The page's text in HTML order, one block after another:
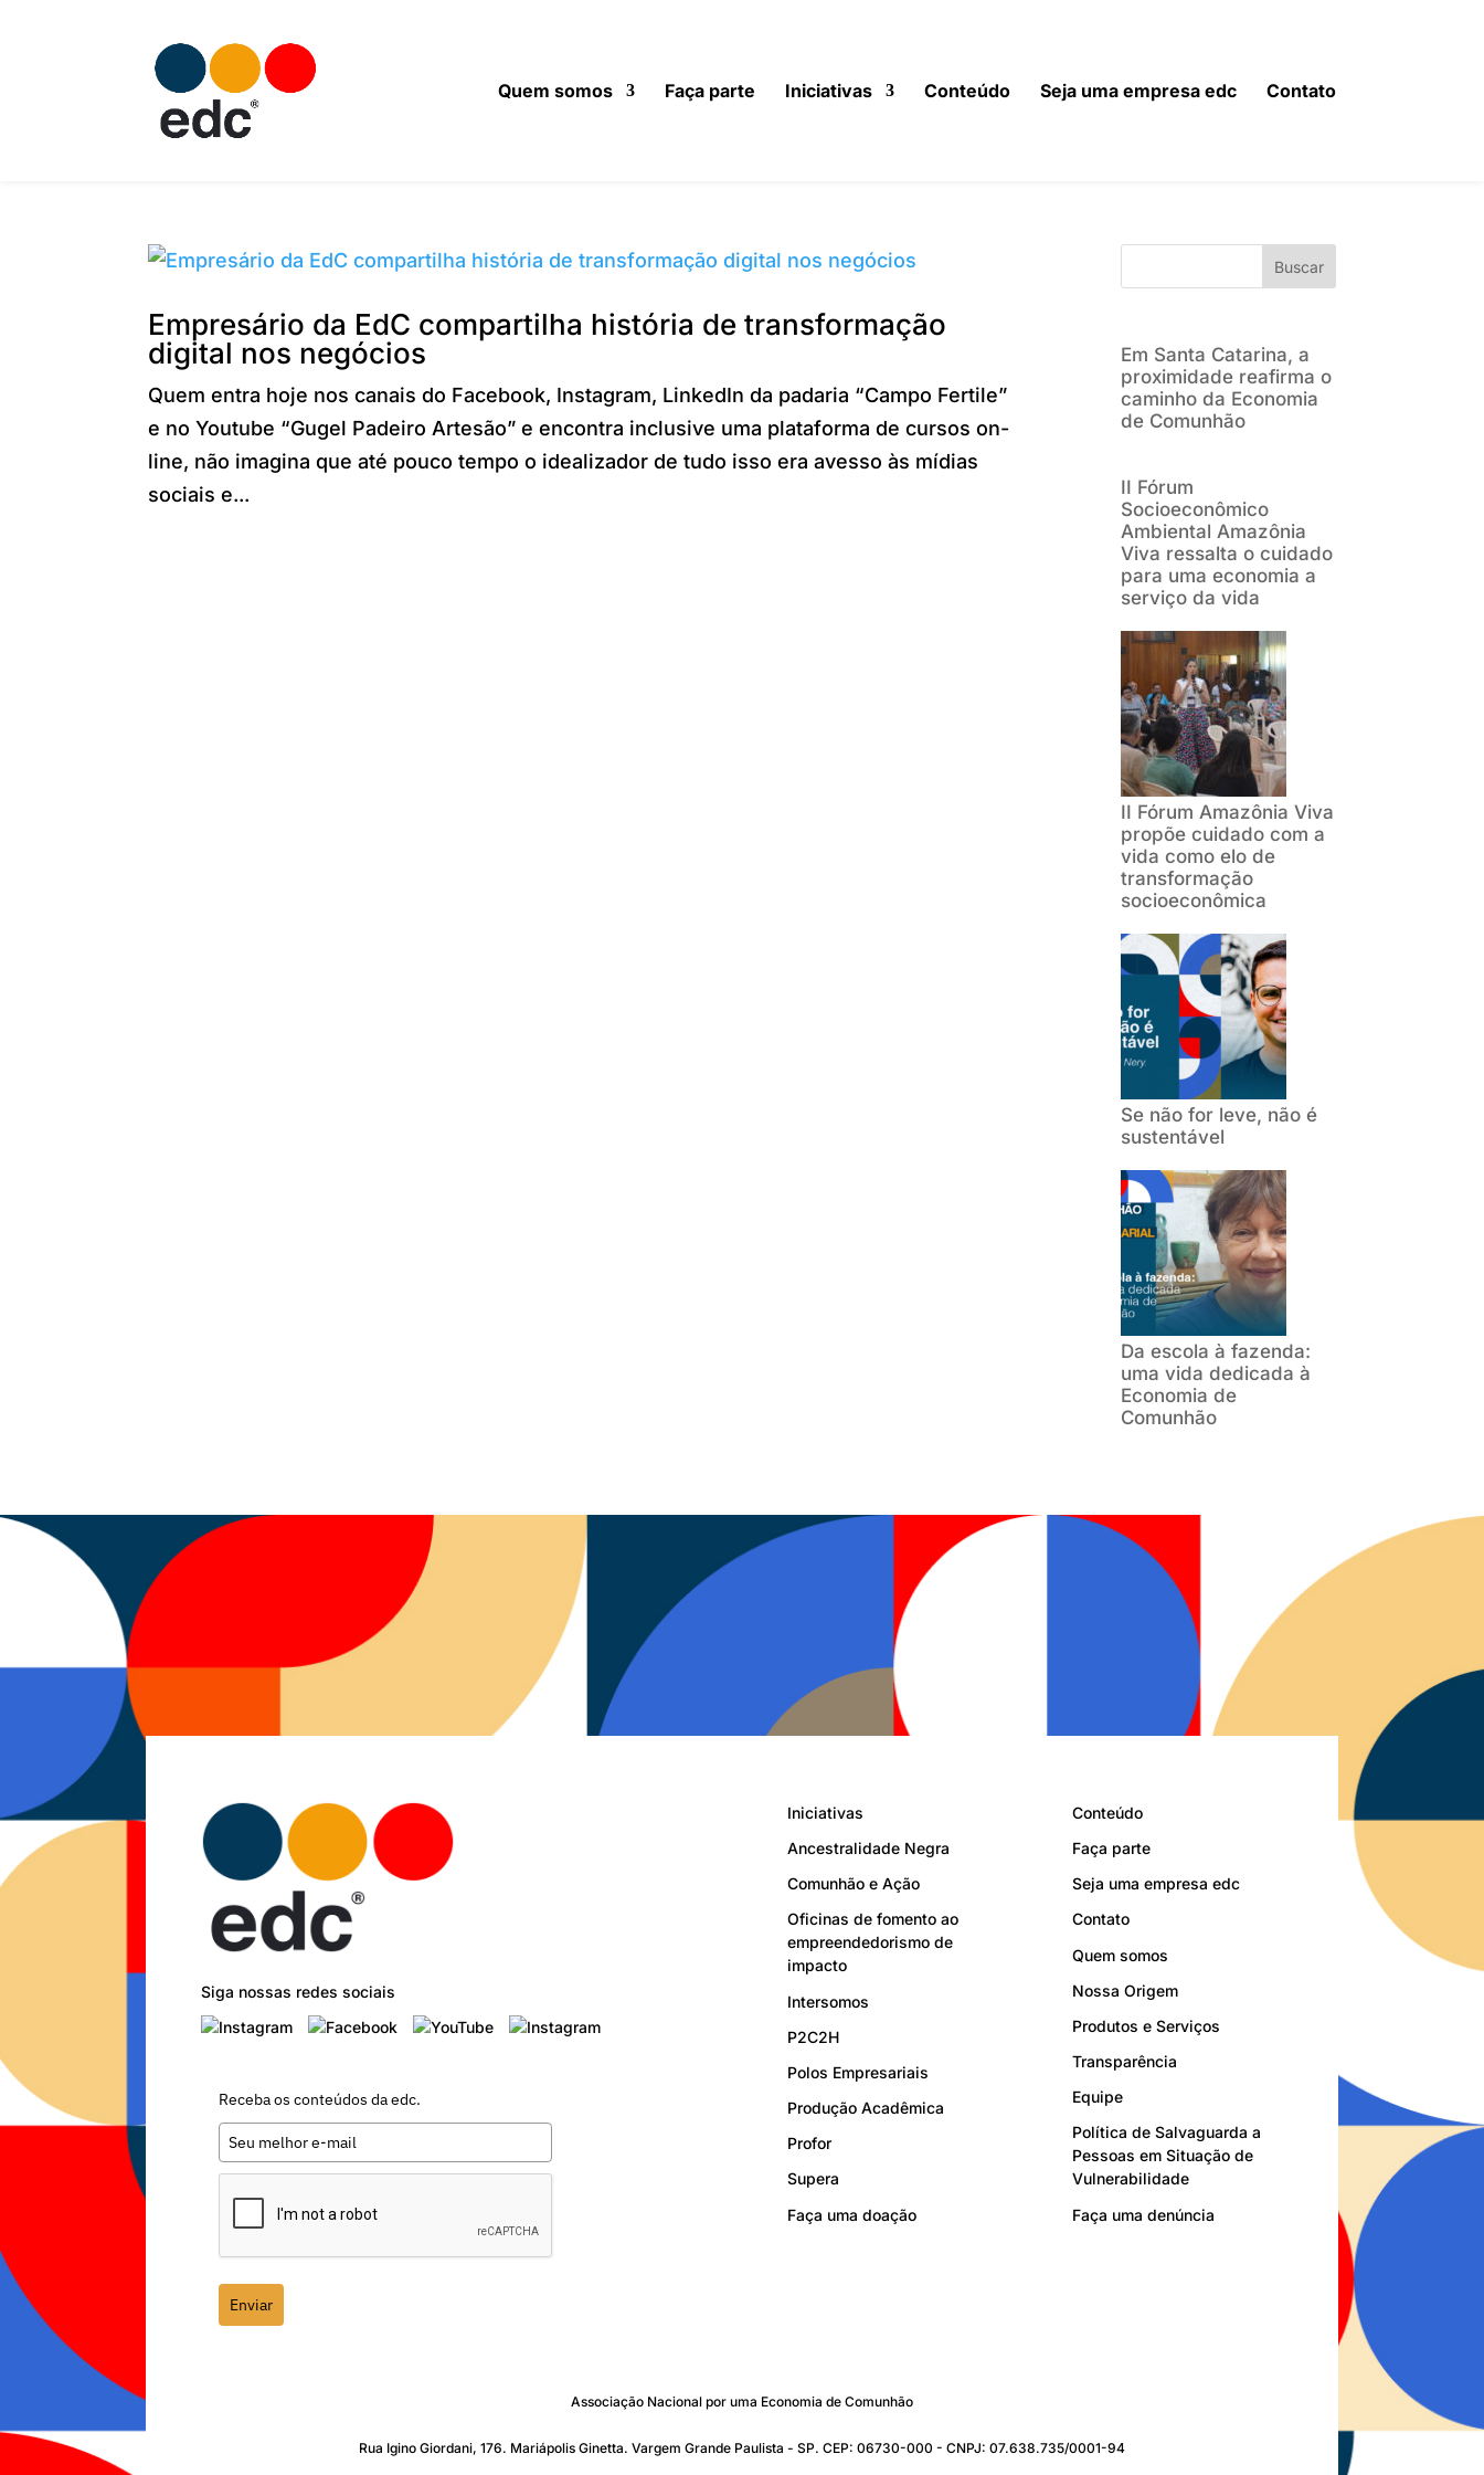
Quem somos Faça parte Iniciativas Conteúdo Seja uma empresa edc Contato
Empresário da EdC compartilha história de transformação
digital nos negócios
Quem entra hoje nos canais do Facebook, Instagram, LinkedIn da padaria “Campo Fertile”
e no Youtube “Gugel Padeiro Artesão” e encontra inclusive uma plataforma de cursos on-
line, não imagina que até pouco tempo o idealizador de tudo isso era avesso às mídias
sociais e...
Buscar
Em Santa Catarina, a
proximidade reafirma o
caminho da Economia
de Comunhão
II Fórum
Socioeconômico
Ambiental Amazônia
Viva ressalta o cuidado
para uma economia a
serviço da vida
II Fórum Amazônia Viva
propõe cuidado com a
vida como elo de
transformação
socioeconômica
Se não for leve, não é
sustentável
Da escola à fazenda:
uma vida dedicada à
Economia de
Comunhão
Siga nossas redes sociais
Receba os conteúdos da edc.
Enviar
Iniciativas
Ancestralidade Negra
Comunhão e Ação
Oficinas de fomento ao
empreendedorismo de
impacto
Intersomos
P2C2H
Polos Empresariais
Produção Acadêmica
Profor
Supera
Faça uma doação
Conteúdo
Faça parte
Seja uma empresa edc
Contato
Quem somos
Nossa Origem
Produtos e Serviços
Transparência
Equipe
Política de Salvaguarda a
Pessoas em Situação de
Vulnerabilidade
Faça uma denúncia
Associação Nacional por uma Economia de Comunhão
Rua Igino Giordani, 176. Mariápolis Ginetta. Vargem Grande Paulista - SP. CEP: 06730-000 - CNPJ: 07.638.735/0001-94